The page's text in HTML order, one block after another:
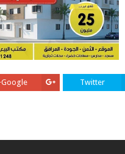
Twitter
Google+